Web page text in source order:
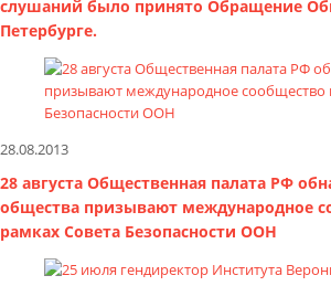
слушаний было принято Обращение
Петербурге.
28.08.2013
28 августа Общественная палата РФ
общества призывают международное
рамках Совета Безопасности ООН